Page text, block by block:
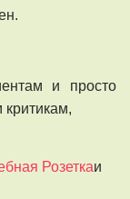
и просто
Розеткаи